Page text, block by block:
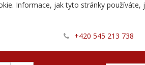
Informace, jak tyto stránky
+420 545 213 738